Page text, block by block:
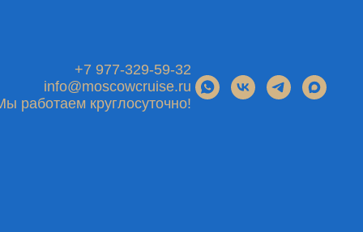
+7 977-329-59-32
info@moscowcruise.ru
работаем круглосуточно!